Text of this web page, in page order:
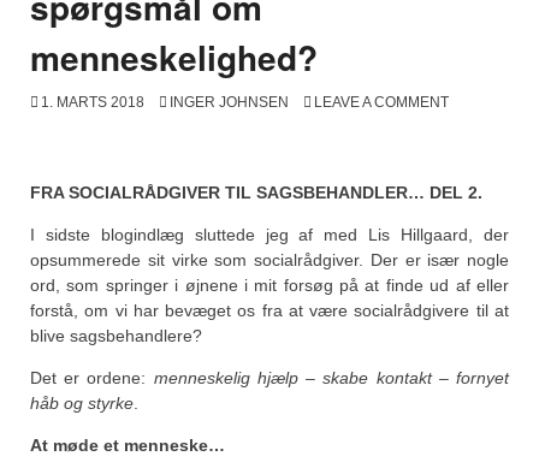
menneskelighed?
1. MARTS 2018 INGER JOHNSEN LEAVE A COMMENT
FRA SOCIALRÅDGIVER TIL SAGSBEHANDLER… DEL 2.
I sidste blogindlæg sluttede jeg af med Lis Hillgaard, der
opsummerede sit virke som socialrådgiver. Der er især nogle
ord, som springer i øjnene i mit forsøg på at finde ud af eller
forstå, om vi har bevæget os fra at være socialrådgivere til at
blive sagsbehandlere?
Det er ordene: menneskelig hjælp – skabe kontakt – fornyet
håb og styrke
At møde et menneske…